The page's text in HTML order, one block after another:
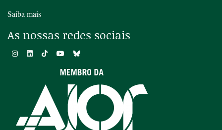
Saiba mais
As nossas redes sociais